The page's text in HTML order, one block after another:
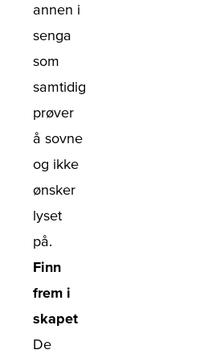
annen i
senga
som
samtidig
prøver
å sovne
og ikke
ønsker
lyset
på.
Finn
frem i
skapet
De